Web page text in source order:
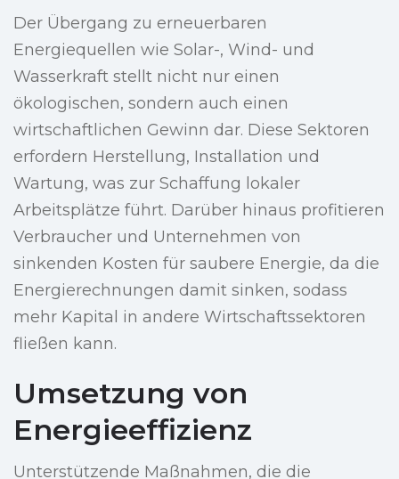
Der Übergang zu erneuerbaren
Energiequellen wie Solar-, Wind- und
Wasserkraft stellt nicht nur einen
ökologischen, sondern auch einen
wirtschaftlichen Gewinn dar. Diese Sektoren
erfordern Herstellung, Installation und
Wartung, was zur Schaffung lokaler
Arbeitsplätze führt. Darüber hinaus profitieren
Verbraucher und Unternehmen von
sinkenden Kosten für saubere Energie, da die
Energierechnungen damit sinken, sodass
mehr Kapital in andere Wirtschaftssektoren
fließen kann.
Umsetzung von
Energieeffizienz
Unterstützende Maßnahmen, die die